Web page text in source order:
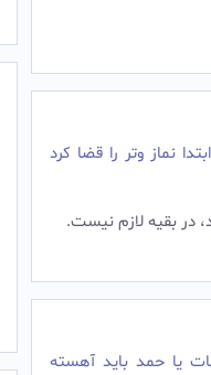
نماز وتر را قضا کرد
در بقیه لازم نیست.
یا حمد باید آهسته